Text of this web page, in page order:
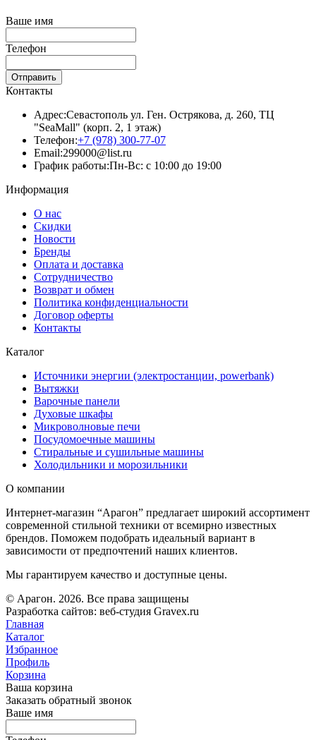
Ваше имя
Телефон
Отправить
Контакты
Адрес:Севастополь ул. Ген. Острякова, д. 260, ТЦ
"SeaMall" (корп. 2, 1 этаж)
Телефон:+7 (978) 300-77-07
Email:299000@list.ru
График работы:Пн-Вс: с 10:00 до 19:00
Информация
О нас
Скидки
Новости
Бренды
Оплата и доставка
Сотрудничество
Возврат и обмен
Политика конфиденциальности
Договор оферты
Контакты
Каталог
Источники энергии (электростанции, powerbank)
Вытяжки
Варочные панели
Духовые шкафы
Микроволновые печи
Посудомоечные машины
Стиральные и сушильные машины
Холодильники и морозильники
О компании
Интернет-магазин “Арагон” предлагает широкий ассортимент
современной стильной техники от всемирно известных
брендов. Поможем подобрать идеальный вариант в
зависимости от предпочтений наших клиентов.
Мы гарантируем качество и доступные цены.
© Арагон. 2026. Все права защищены
Разработка сайтов: веб-студия Gravex.ru
Главная
Каталог
Избранное
Профиль
Корзина
Ваша корзина
Заказать обратный звонок
Ваше имя